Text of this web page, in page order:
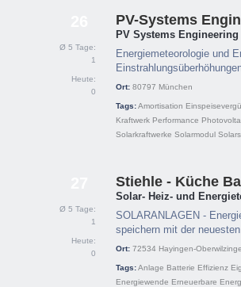
Ø 5 Tage:
1
Heute:
0
PV-Systems
PV Systems Engineering
Energiemeteorologie und
Ort: 80797 München
Tags:Amortisation
Kraftwerk Performance
Solarkraftwerke Solarmodul
Ø 5 Tage:
1
Heute:
0
Stiehle - Küche
Solar- Heiz- und
SOLARANLAGEN -
speichern mit der
Ort: 72534 Hayingen-
Tags:Anlage Batterie Effizienz
Energiewende Erneuerbare